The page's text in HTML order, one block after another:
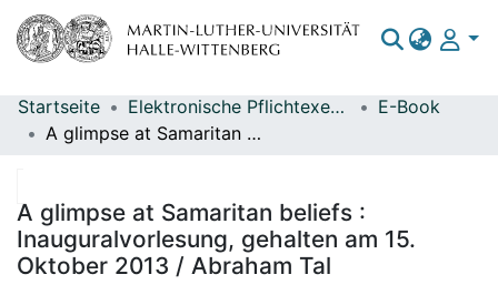
Bereiche & Sammlungen
Statistiken
Startseite Elektronische Pflichtexemplare
E-Book
A glimpse at Samaritan beliefs : Inauguralvorlesung, gehalten am 15. Oktober 2013 / Abraham Tal
A glimpse at Samaritan beliefs :
Inauguralvorlesung, gehalten am 15.
Oktober 2013 / Abraham Tal